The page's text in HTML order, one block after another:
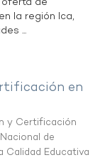
la región Ica,
...
en
y Certificación
de
Calidad Educativa